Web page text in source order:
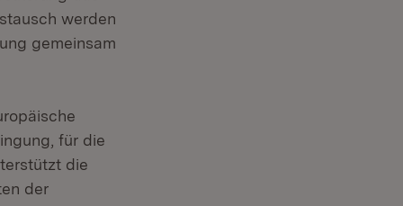
werden
gemeinsam
für die
die
der